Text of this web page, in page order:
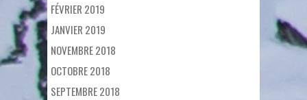
FÉVRIER 2019
JANVIER 2019
NOVEMBRE 2018
OCTOBRE 2018
SEPTEMBRE 2018